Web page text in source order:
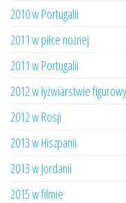
2010 w Portugalii
2011 w piłce nożnej
2011 w Portugalii
2012 w łyżwiarstwie
2012 w Rosji
2013 w Hiszpanii
2013 w Jordanii
2015 w filmie